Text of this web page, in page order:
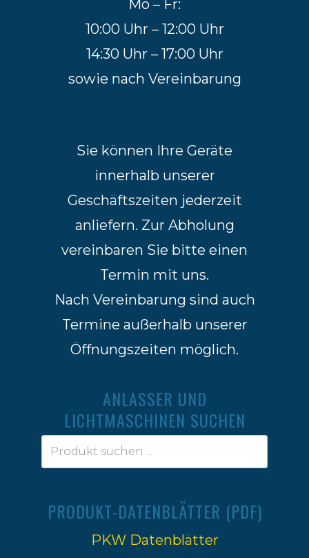
Mo – Fr:
10:00 Uhr – 12:00 Uhr
14:30 Uhr – 17:00 Uhr
sowie nach Vereinbarung
Sie können Ihre Geräte
innerhalb unserer
Geschäftszeiten jederzeit
anliefern. Zur Abholung
vereinbaren Sie bitte einen
Termin mit uns.
Nach Vereinbarung sind auch
Termine außerhalb unserer
Öffnungszeiten möglich.
ANLASSER UND
LICHTMASCHINEN SUCHEN
PRODUKT-DATENBLÄTTER (PDF)
PKW Datenblätter